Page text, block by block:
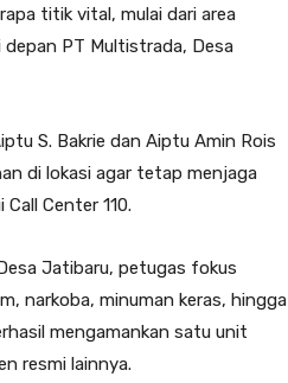
titik vital, mulai dari area
PT Multistrada, Desa
S. Bakrie dan Aiptu Amin Rois
di lokasi agar tetap menjaga
Center 110.
Jatibaru, petugas fokus
narkoba, minuman keras, hingga
mengamankan satu unit
resmi lainnya.